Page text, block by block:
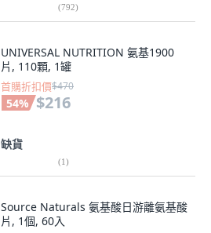
(792)
UNIVERSAL NUTRITION 氨基1900
片, 110顆, 1罐
首購折扣價$470
54% $216
缺貨
(1)
Source Naturals 氨基酸日游離氨基酸
片, 1個, 60入